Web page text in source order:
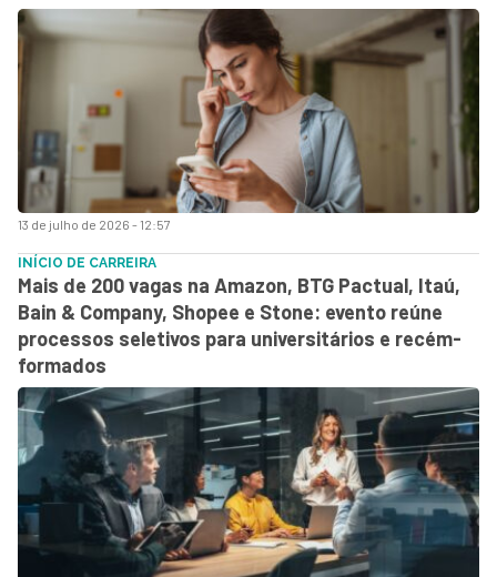
13 de julho de 2026 - 12:57
INÍCIO DE CARREIRA
Mais de 200 vagas na Amazon, BTG Pactual, Itaú,
Bain & Company, Shopee e Stone: evento reúne
processos seletivos para universitários e recém-
formados